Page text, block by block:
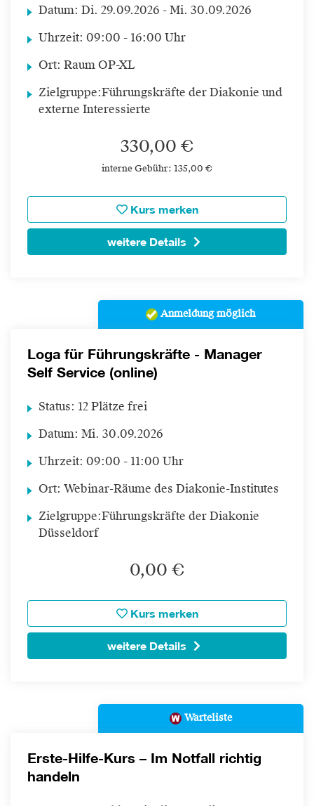
Datum: Di. 29.09.2026 - Mi. 30.09.2026
Uhrzeit: 09:00 - 16:00 Uhr
Ort: Raum OP-XL
Zielgruppe:Führungskräfte der Diakonie und
externe Interessierte
330,00 €
interne Gebühr: 135,00 €
Kurs merken
weitere Details
Anmeldung möglich
Loga für Führungskräfte - Manager
Self Service (online)
Status: 12 Plätze frei
Datum: Mi. 30.09.2026
Uhrzeit: 09:00 - 11:00 Uhr
Ort: Webinar-Räume des Diakonie-Institutes
Zielgruppe:Führungskräfte der Diakonie
Düsseldorf
0,00 €
Kurs merken
weitere Details
Warteliste
Erste-Hilfe-Kurs – Im Notfall richtig
handeln